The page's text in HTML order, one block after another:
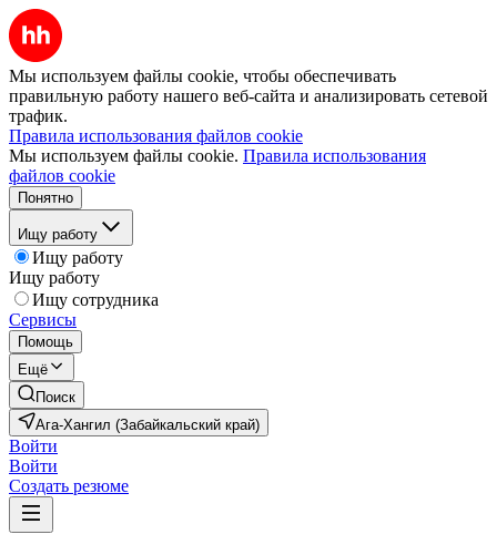
Мы используем файлы cookie, чтобы обеспечивать
правильную работу нашего веб-сайта и анализировать сетевой
трафик.
Правила использования файлов cookie
Мы используем файлы cookie. Правила использования
файлов cookie
Понятно
Ищу работу
Ищу работу
Ищу работу
Ищу сотрудника
Сервисы
Помощь
Ещё
Поиск
Ага-Хангил (Забайкальский край)
Войти
Войти
Создать резюме